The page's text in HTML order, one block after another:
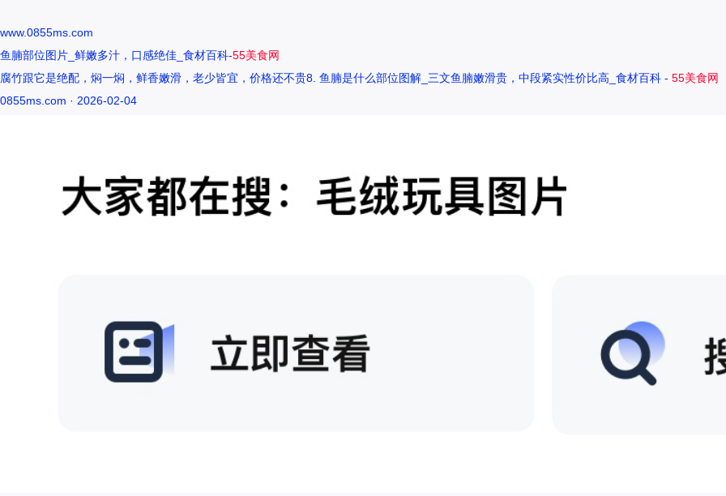
www.0855ms.com
鱼腩部位图片_鲜嫩多汁，口感绝佳_食材百科-55美食网
腐竹跟它是绝配，焖一焖，鲜香嫩滑，老少皆宜，价格还不贵8. 鱼腩是什么部位图解_三文鱼腩嫩滑贵，中段紧实性价比高_食材百科 - 55美食网
0855ms.com · 2026-02-04